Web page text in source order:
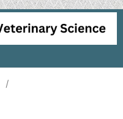
/